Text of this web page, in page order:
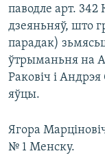
паводле арт. 342
дзеяньняў, што
парадак)
ўтрыманьня на
Раковіч і Андрэя
яўцы.
Ягора
№ 1 Менску.